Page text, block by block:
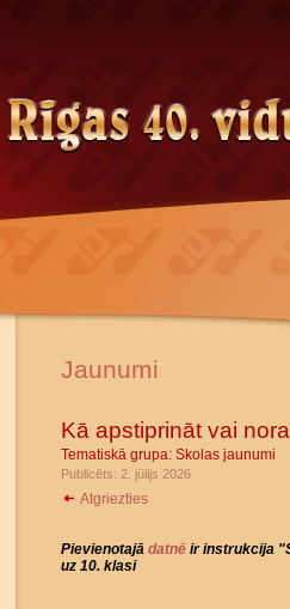
Jaunumi
Kā apstiprināt vai
Tematiskā grupa: Skolas jaunumi
Publicēts: 2. jūlijs 2026
Atgriezties
Pievienotajā datnē ir instrukcija
uz 10. klasi